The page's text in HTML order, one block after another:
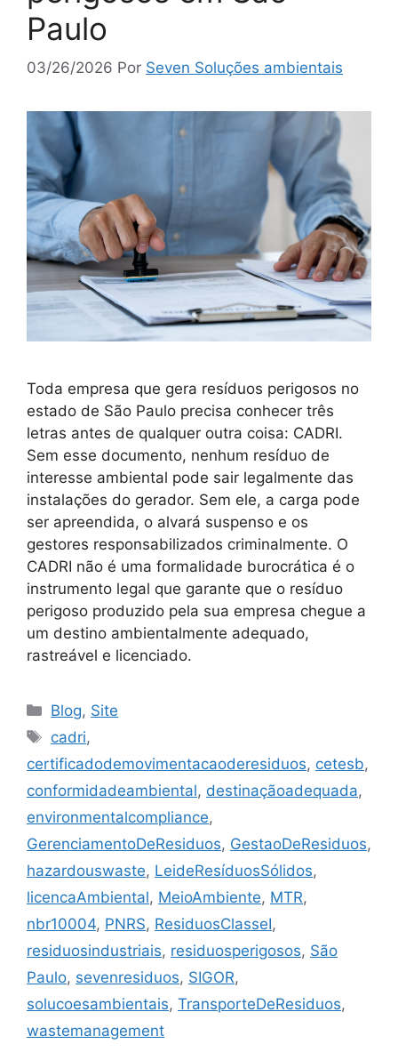
Paulo
03/26/2026 Por Seven Soluções ambientais
Toda empresa que gera resíduos perigosos no
estado de São Paulo precisa conhecer três
letras antes de qualquer outra coisa: CADRI.
Sem esse documento, nenhum resíduo de
interesse ambiental pode sair legalmente das
instalações do gerador. Sem ele, a carga pode
ser apreendida, o alvará suspenso e os
gestores responsabilizados criminalmente. O
CADRI não é uma formalidade burocrática é o
instrumento legal que garante que o resíduo
perigoso produzido pela sua empresa chegue a
um destino ambientalmente adequado,
rastreável e licenciado.
Blog, Site
cadri,
certificadodemovimentacaoderesiduos, cetesb,
conformidadeambiental, destinaçãoadequada,
environmentalcompliance,
GerenciamentoDeResiduos, GestaoDeResiduos,
hazardouswaste, LeideResíduosSólidos,
licencaAmbiental, MeioAmbiente, MTR,
nbr10004, PNRS, ResiduosClasseI,
residuosindustriais, residuosperigosos, São
Paulo, sevenresiduos, SIGOR,
solucoesambientais, TransporteDeResiduos,
wastemanagement